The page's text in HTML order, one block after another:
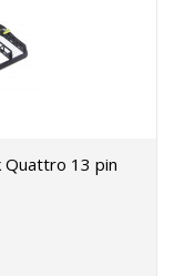
Quattro 13 pin